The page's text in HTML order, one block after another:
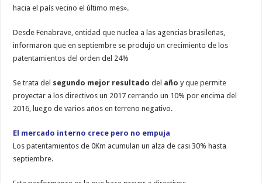
hacia el país vecino el último mes».
Desde Fenabrave, entidad que nuclea a las agencias brasileñas,
informaron que en septiembre se produjo un crecimiento de los
patentamientos del orden del 24%
Se trata del segundo mejor resultado del año y que permite
proyectar a los directivos un 2017 cerrando un 10% por encima del
2016, luego de varios años en terreno negativo.
El mercado interno crece pero no empuja
Los patentamientos de 0Km acumulan un alza de casi 30% hasta
septiembre.